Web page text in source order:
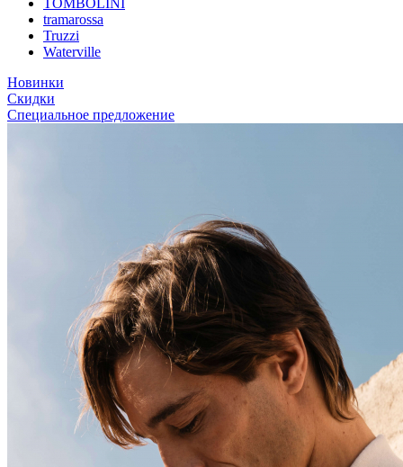
TOMBOLINI
tramarossa
Truzzi
Waterville
Новинки
Скидки
Специальное предложение